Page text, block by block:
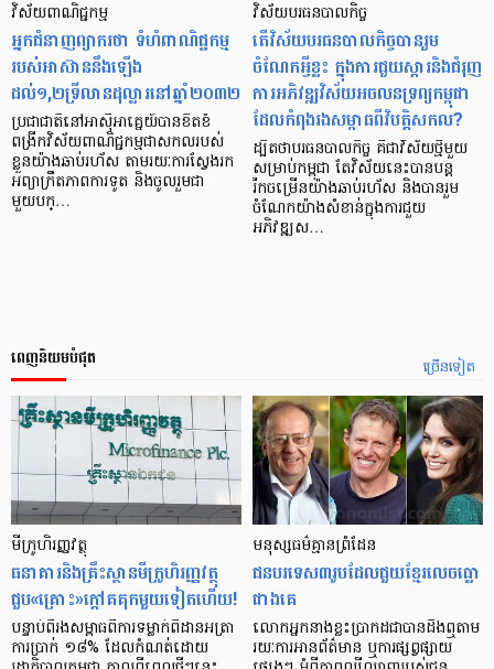
វិស័យពាណិជ្ជកម្ម
អ្នកជំនាញព្យាករថា ទំហំពាណិជ្ជកម្ម
របស់អាស៊ាននឹងឡើង
ដល់១,២ទ្រីលានដុល្លារនៅឆ្នាំ២០៣២
ប្រជាជាតិនៅអាស៊ីអាគ្នេយ៍បានខិតខំ
ពង្រីកវិស័យពាណិជ្ជកម្មជាសកលរបស់
ខ្លួនយ៉ាងឆាប់រហ័ស តាមរយៈការស្វែងរក
អព្យាក្រឹតភាពការទូត និងចូលរួមជា
មួយបក្…
វិស័យបរធនបាលកិច្ច
តើវិស័យបរធនបាលកិច្ចបានរួម
ចំណែកអ្វីខ្លះ ក្នុងការជួយស្ដារនិងជំរុញ
ការអភិវឌ្ឍវិស័យអចលនទ្រព្យកម្ពុជា
ដែលកំពុងរងសម្ពាធពីវិបត្តិសកល?
ដ្បិតថាបរធនបាលកិច្ច គឺជាវិស័យថ្មីមួយ
សម្រាប់កម្ពុជា តែវិស័យនេះបានបន្ត
រីកចម្រើនយ៉ាងឆាប់រហ័ស និងបានរួម
ចំណែកយ៉ាងសំខាន់ក្នុងការជួយ
អភិវឌ្ឍស…
ច្រើនទៀត
ពេញនិយមបំផុត
មីក្រូ​ហិរញ្ញវត្ថុ
ធនាគារ​និង​គ្រឹះស្ថាន​មីក្រូ​ហិរញ្ញវត្ថុ​
ជួប«គ្រោះ»ក្តៅ​គគុក​មួយ​ទៀត​ហើយ!
បន្ទាប់​ពី​រង​សម្ពាធ​​ពី​ការ​ទម្លាក់​ពិដាន​អត្រា​
ការ​ប្រាក់ ១៨​% ដែល​កំណត់​ដោយ​
មនុស្ស​ធម៌​គ្មាន​ព្រំដែន
ជន​បរទេស​៣​រូប​ដែល​ជួយ​ខ្មែរ​លេច​ធ្លោ​
ជាង​គេ
លោកអ្នក​នាង​ខ្លះ​ប្រាកដ​ជា​បាន​​ដឹង​ឮ​តាម​
រយៈ​ការ​អាន​ព័ត៌មាន ឬ​ការ​ផ្សព្វផ្សាយ​